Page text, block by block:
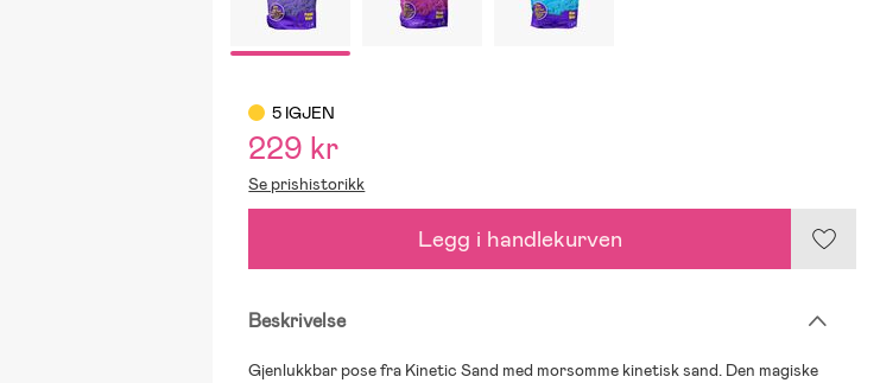
5 IGJEN
229 kr
Se prishistorikk
Legg i handlekurven
Beskrivelse
Gjenlukkbar pose fra Kinetic Sand med morsomme kinetisk sand. Den magiske